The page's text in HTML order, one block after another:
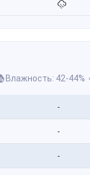
Влажность: 42-44%
-
-
-